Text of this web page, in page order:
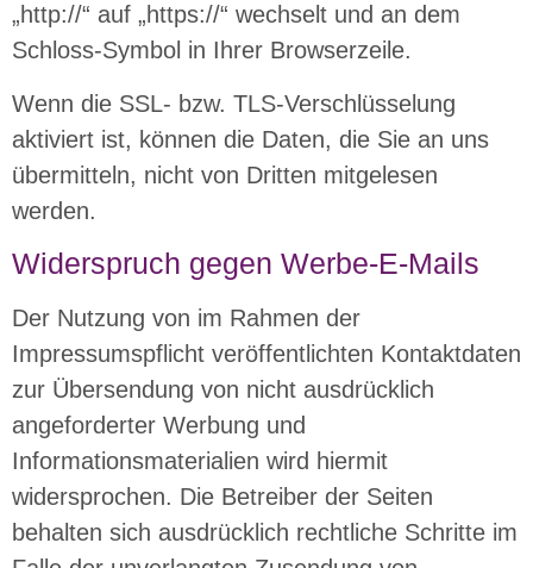
„http://“ auf „https://“ wechselt und an dem
Schloss-Symbol in Ihrer Browserzeile.
Wenn die SSL- bzw. TLS-Verschlüsselung
aktiviert ist, können die Daten, die Sie an uns
übermitteln, nicht von Dritten mitgelesen
werden.
Widerspruch gegen Werbe-E-Mails
Der Nutzung von im Rahmen der
Impressumspflicht veröffentlichten Kontaktdaten
zur Übersendung von nicht ausdrücklich
angeforderter Werbung und
Informationsmaterialien wird hiermit
widersprochen. Die Betreiber der Seiten
behalten sich ausdrücklich rechtliche Schritte im